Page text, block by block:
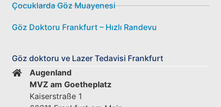
Çocuklarda Göz Muayenesi
Göz Doktoru Frankfurt – Hızlı Randevu
Göz doktoru ve Lazer Tedavisi Frankfurt
Augenland
MVZ am Goetheplatz
Kaiserstraße 1